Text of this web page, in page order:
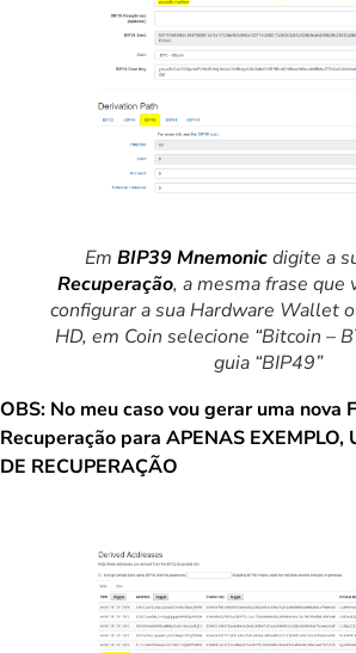
Em BIP39 Mnemonicdigite a
Recuperação, a mesma frase que
configurar a sua Hardware Wallet
HD, em Coin selecione “Bitcoin –
guia “BIP49”
OBS: No meu caso vou gerar uma nova
Recuperação para APENAS EXEMPLO,
DE RECUPERAÇÃO